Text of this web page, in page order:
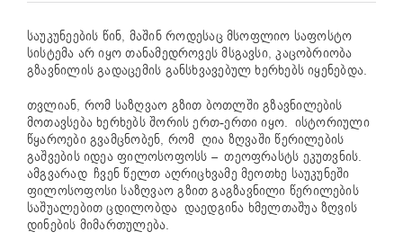
საუკუნეების წინ, მაშინ როდესაც მსოფლიო საფოსტო
სისტემა არ იყო თანამედროვეს მსგავსი, კაცობრიობა
გზავნილის გადაცემის განსხვავებულ ხერხებს იყენებდა.
თვლიან, რომ საზღვაო გზით ბოთლში გზავნილების
მოთავსება ხერხებს შორის ერთ-ერთი იყო. ისტორიული
წყაროები გვამცნობენ, რომ ღია ზღვაში წერილების
გაშვების იდეა ფილოსოფოსს – თეოფრასტს ეკუთვნის.
ამგვარად ჩვენ წელთ აღრიცხვამე მეოთხე საუკუნეში
ფილოსოფოსი საზღვაო გზით გაგზავნილი წერილების
საშუალებით ცდილობდა დაედგინა ხმელთაშუა ზღვის
დინების მიმართულება.